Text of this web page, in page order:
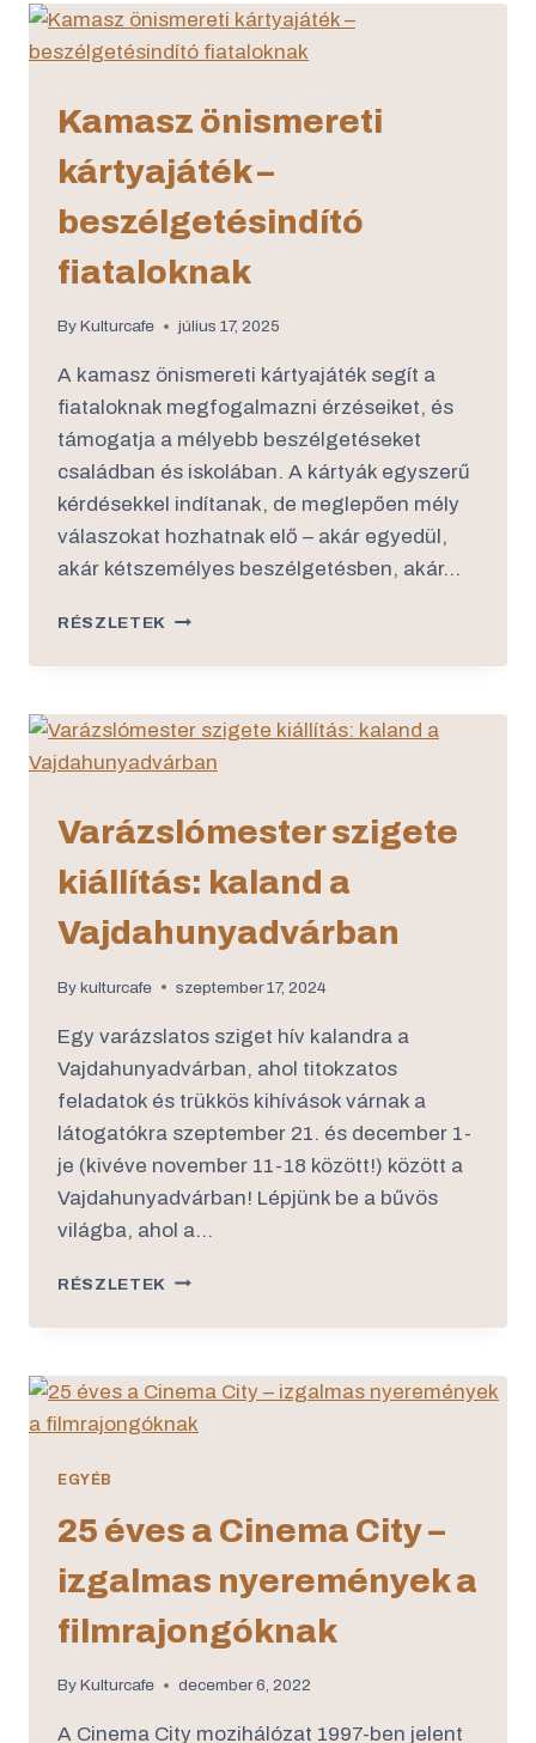
Kamasz önismereti
kártyajáték –
beszélgetésindító
fiataloknak
By Kulturcafe július 17, 2025
A kamasz önismereti kártyajáték segít a
fiataloknak megfogalmazni érzéseiket, és
támogatja a mélyebb beszélgetéseket
családban és iskolában. A kártyák egyszerű
kérdésekkel indítanak, de meglepően mély
válaszokat hozhatnak elő – akár egyedül,
akár kétszemélyes beszélgetésben, akár…
RÉSZLETEK
Varázslómester szigete
kiállítás: kaland a
Vajdahunyadvárban
By kulturcafe szeptember 17, 2024
Egy varázslatos sziget hív kalandra a
Vajdahunyadvárban, ahol titokzatos
feladatok és trükkös kihívások várnak a
látogatókra szeptember 21. és december 1-
je (kivéve november 11-18 között!) között a
Vajdahunyadvárban! Lépjünk be a bűvös
világba, ahol a…
RÉSZLETEK
EGYÉB
25 éves a Cinema City –
izgalmas nyeremények a
filmrajongóknak
By Kulturcafe december 6, 2022
A Cinema City mozihálózat 1997-ben jelent